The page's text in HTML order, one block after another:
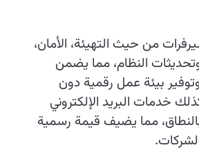
من حيث التهيئة، الأمان،
النظام، مما يضمن
بيئة عمل رقمية دون
خدمات البريد الإلكتروني
بالنطاق، مما يضيف قيمة رسمية